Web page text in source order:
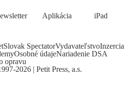
Aplikácia iPad
Slovak SpectatorVydavateľstvoInzercia
Osobné údajeNariadenie DSA
opravu
2026 | Petit Press, a.s.